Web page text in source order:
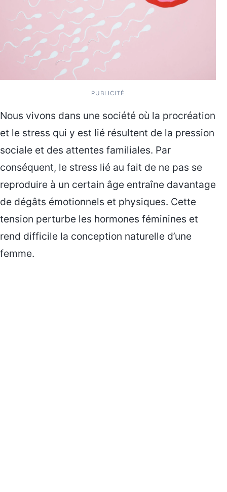
PUBLICITÉ
Nous vivons dans une société où la procréation
et le stress qui y est lié résultent de la pression
sociale et des attentes familiales. Par
conséquent, le stress lié au fait de ne pas se
reproduire à un certain âge entraîne davantage
de dégâts émotionnels et physiques. Cette
tension perturbe les hormones féminines et
rend difficile la conception naturelle d’une
femme.